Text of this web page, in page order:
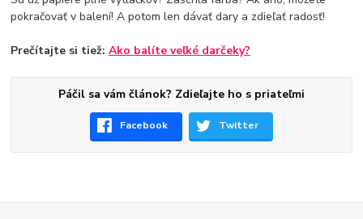
pokračovať v balení! A potom len dávať dary a zdieľať radosť!
Prečítajte si tiež:Ako balíte veľké darčeky?
Páčil sa vám článok? Zdieľajte ho s priateľmi
Facebook Twitter